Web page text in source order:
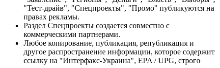
"Тест-драйв", "Спецпроекты", "Промо" публикуются на
правах рекламы.
Раздел Спецпроекты создается совместно с
коммерческими партнерами.
Любое копирование, публикация, републикация и
другое распространение информации, которое содержит
ссылку на "Интерфакс-Украина", EPA / UPG, строго